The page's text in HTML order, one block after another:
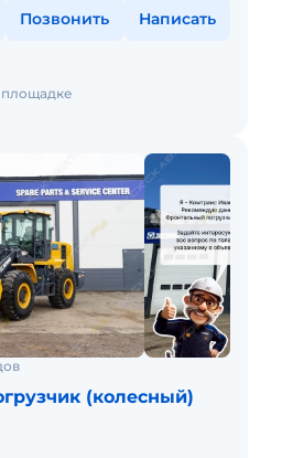
Позвонить Написать
площадке
(колесный)